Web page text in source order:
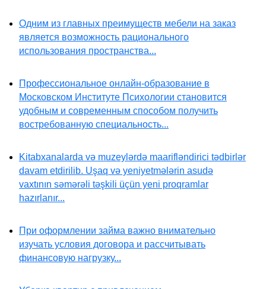
Одним из главных преимуществ мебели на заказ
является возможность рационального
использования пространства...
Профессиональное онлайн-образование в
Московском Институте Психологии становится
удобным и современным способом получить
востребованную специальность...
Kitabxanalarda və muzeylərdə maarifləndirici tədbirlər
davam etdirilib. Uşaq və yeniyetmələrin asudə
vaxtının səmərəli təşkili üçün yeni proqramlar
hazırlanır...
При оформлении займа важно внимательно
изучать условия договора и рассчитывать
финансовую нагрузку...